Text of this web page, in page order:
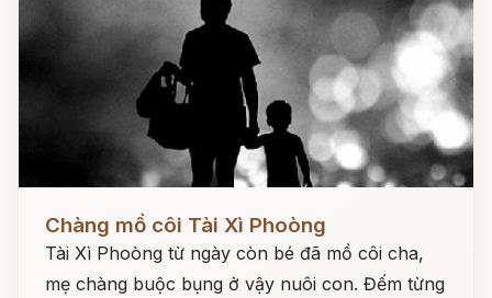
Chàng mồ côi Tài Xì Phoòng
Tài Xì Phoòng từ ngày còn bé đã mồ côi cha,
mẹ chàng buộc bụng ở vậy nuôi con. Đếm từng